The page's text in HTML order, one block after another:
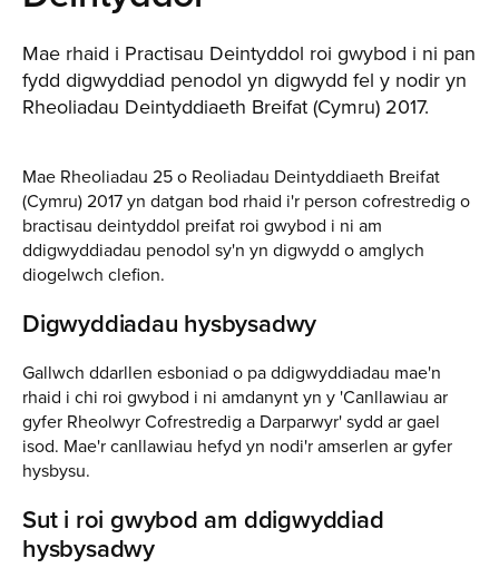
Mae rhaid i Practisau Deintyddol roi gwybod i ni pan
fydd digwyddiad penodol yn digwydd fel y nodir yn
Rheoliadau Deintyddiaeth Breifat (Cymru) 2017.
Mae Rheoliadau 25 o Reoliadau Deintyddiaeth Breifat
(Cymru) 2017 yn datgan bod rhaid i'r person cofrestredig o
bractisau deintyddol preifat roi gwybod i ni am
ddigwyddiadau penodol sy'n yn digwydd o amglych
diogelwch clefion.
Digwyddiadau hysbysadwy
Gallwch ddarllen esboniad o pa ddigwyddiadau mae'n
rhaid i chi roi gwybod i ni amdanynt yn y 'Canllawiau ar
gyfer Rheolwyr Cofrestredig a Darparwyr' sydd ar gael
isod. Mae'r canllawiau hefyd yn nodi'r amserlen ar gyfer
hysbysu.
Sut i roi gwybod am ddigwyddiad
hysbysadwy